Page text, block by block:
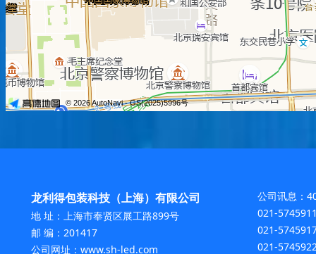
龙利得包装科技（上海）有限公司
地 址：上海市奉贤区展工路899号
邮 编：201417
公司网址：www.sh-led.com
公司讯息：
021-
021-
021-